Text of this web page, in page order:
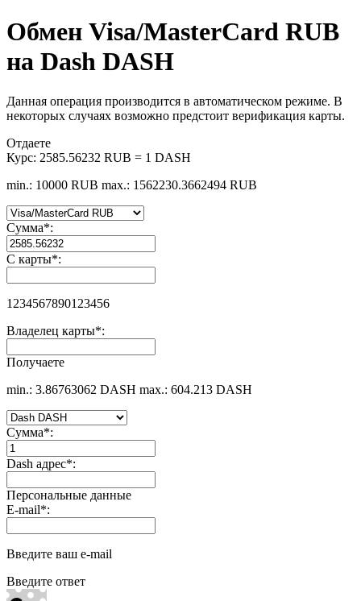
Обмен Visa/MasterCard RUB
на Dash DASH
Данная операция производится в автоматическом режиме. В
некоторых случаях возможно предстоит верификация карты.
Отдаете
Курс: 2585.56232 RUB = 1 DASH
min.: 10000 RUB max.: 1562230.3662494 RUB
Сумма*:
С карты*:
1234567890123456
Владелец карты*:
Получаете
min.: 3.86763062 DASH max.: 604.213 DASH
Сумма*:
Dash адрес*:
Персональные данные
E-mail*:
Введите ваш e-mail
Введите ответ